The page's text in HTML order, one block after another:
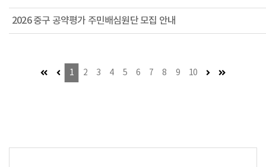
2026 중구 공약평가 주민배심원단 모집 안내
첫 페이지 (이동불가)
이전 페이지 (이동불가)
1 2 3 4 5 6 7 8 9 10 다음 페이지마지막 페이